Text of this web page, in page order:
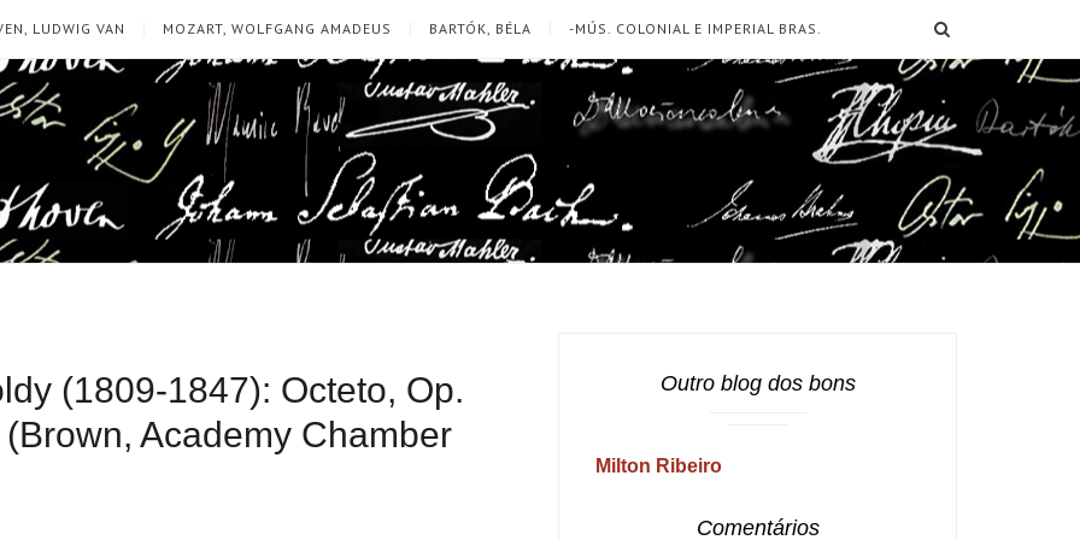
LUDWIG VAN MOZART, WOLFGANG AMADEUS BARTÓK, BÉLA -MÚS. COLONIAL E IMPERIAL BRAS.
(1809-1847): Octeto, Op.
Academy Chamber
Outro blog dos bons
Milton Ribeiro
Comentários